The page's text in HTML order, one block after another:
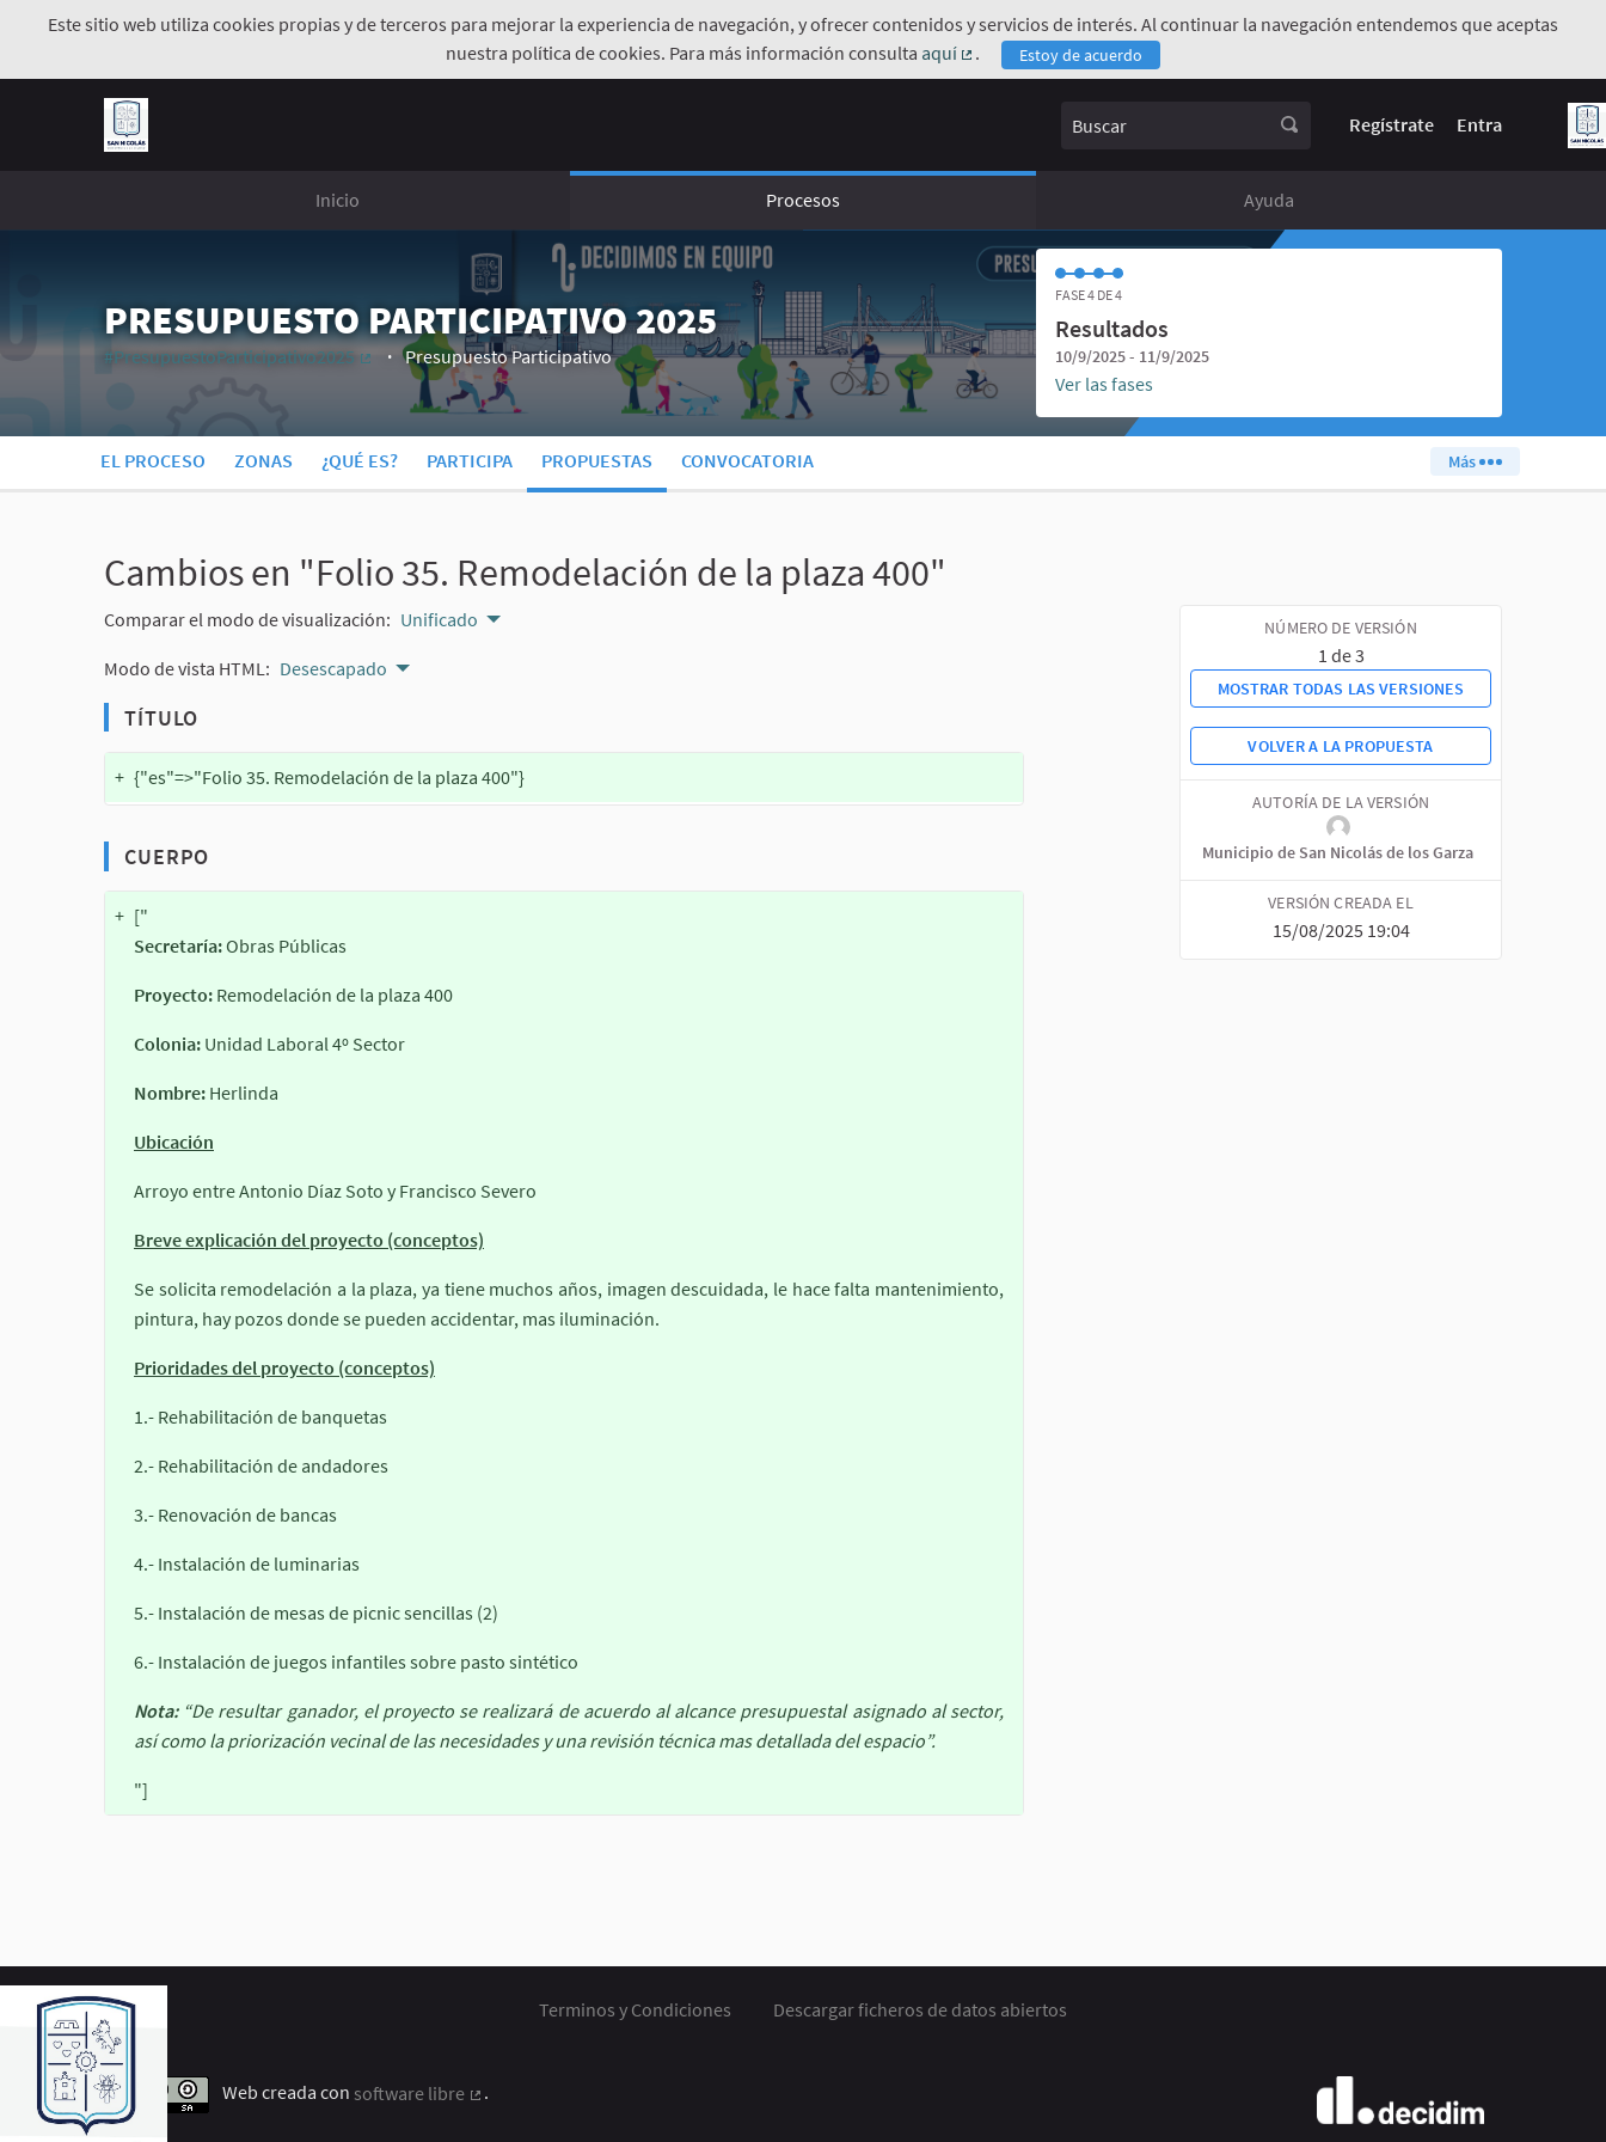
Este sitio web utiliza cookies propias y de terceros para mejorar la experiencia de navegación, y ofrecer contenidos y servicios de interés. Al continuar la navegación entendemos que aceptas
nuestra política de cookies. Para más información consulta aquí
(Enlace externo)
. Estoy de acuerdo
Buscar Regístrate Entra
Inicio Procesos Ayuda
PRESUPUESTO PARTICIPATIVO 2025
#PresupuestoParticipativo2025
(Enlace externo)
Presupuesto Participativo
FASE 4 DE 4
Resultados
10/9/2025 - 11/9/2025
Ver las fases
EL PROCESO ZONAS ¿QUÉ ES? PARTICIPA PROPUESTAS CONVOCATORIA Más
Cambios en "Folio 35. Remodelación de la plaza 400"
Comparar el modo de visualización: Unificado
Modo de vista HTML: Desescapado
TÍTULO
+ {"es"=>"Folio 35. Remodelación de la plaza 400"}
CUERPO
+ ["
Secretaría:Obras Públicas
Proyecto: Remodelación de la plaza 400
Colonia: Unidad Laboral 4º Sector
Nombre: Herlinda
Ubicación
Arroyo entre Antonio Díaz Soto y Francisco Severo
Breve explicación del proyecto (conceptos)
Se solicita remodelación a la plaza, ya tiene muchos años, imagen descuidada, le hace falta mantenimiento,
pintura, hay pozos donde se pueden accidentar, mas iluminación.
Prioridades del proyecto (conceptos)
1.- Rehabilitación de banquetas
2.- Rehabilitación de andadores
3.- Renovación de bancas
4.- Instalación de luminarias
5.- Instalación de mesas de picnic sencillas (2)
6.- Instalación de juegos infantiles sobre pasto sintético
Nota: “De resultar ganador, el proyecto se realizará de acuerdo al alcance presupuestal asignado al sector,
así como la priorización vecinal de las necesidades y una revisión técnica mas detallada del espacio”.
"]
NÚMERO DE VERSIÓN
1 de 3
MOSTRAR TODAS LAS VERSIONES
VOLVER A LA PROPUESTA
AUTORÍA DE LA VERSIÓN
Municipio de San Nicolás de los Garza
VERSIÓN CREADA EL
15/08/2025 19:04
Terminos y Condiciones Descargar ficheros de datos abiertos
Web creada con software libre
.